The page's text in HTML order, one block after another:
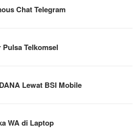
Chat Telegram
Telkomsel
Lewat BSI Mobile
WA di Laptop